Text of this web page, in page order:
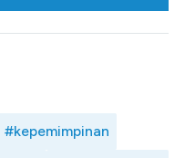
#kepemimpinan